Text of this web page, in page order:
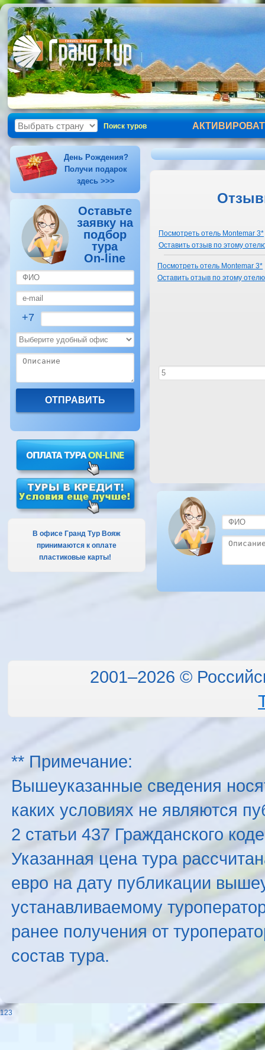
Поиск туров
День Рождения?
Получи подарок
здесь >>>
Оставьте
заявку на
подбор
тура
On-line
+7
В офисе Гранд Тур Вояж
принимаются к оплате
пластиковые карты!
Посмотреть отель Montemar 3*
Оставить отзыв по этому
Посмотреть отель Montemar 3*
Оставить отзыв по этому отелю
2001–2026 ©
** Примечание:
Вышеуказанные сведения
каких условиях не являются
2 статьи 437 Гражданского
Указанная цена тура
евро на дату публикации
устанавливаемому
ранее получения от
состав тура.
123